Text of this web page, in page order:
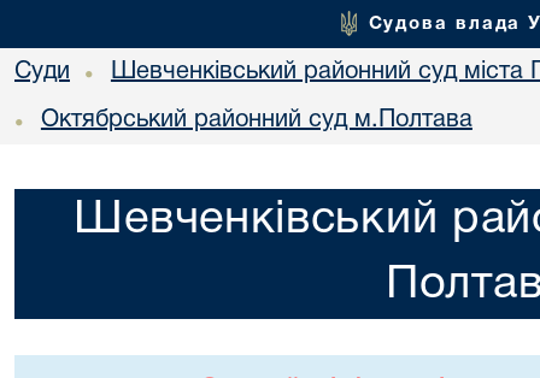
Судова влада
Суди • Шевченківський районний суд міста
• Октябрський районний суд м.Полтава
Шевченківський